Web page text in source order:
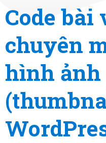
Code bài
chuyên
hình ảnh